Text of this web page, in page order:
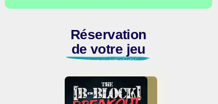
Réservation
de votre jeu